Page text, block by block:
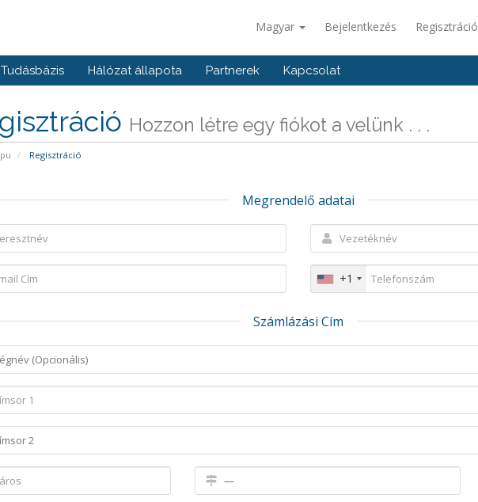
Magyar Bejelentkezés Regisztráció
Tudásbázis Hálózat állapota Partnerek Kapcsolat
Hozzon létre egy fiókot a velünk . . .
Regisztráció
Megrendelő adatai
+1
Számlázási Cím